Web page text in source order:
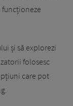
funcționeze
și să explorezi
folosesc
care pot